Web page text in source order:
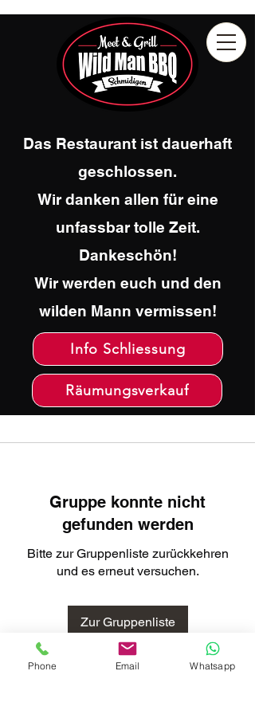
Das Restaurant ist dauerhaft
geschlossen.
Wir danken allen für eine
unfassbar tolle Zeit.
Dankeschön!
Wir werden euch und den
wilden Mann vermissen!
Info Schliessung
Räumungsverkauf
Gruppe konnte nicht
gefunden werden
Bitte zur Gruppenliste zurückkehren
und es erneut versuchen.
Zur Gruppenliste
Phone Email Whatsapp